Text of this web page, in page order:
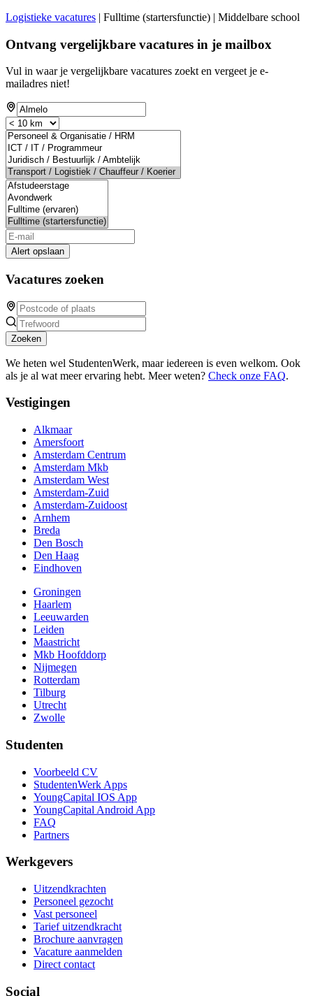
Logistieke vacatures | Fulltime (startersfunctie) | Middelbare school
Ontvang vergelijkbare vacatures in je mailbox
Vul in waar je vergelijkbare vacatures zoekt en vergeet je e-
mailadres niet!
Alert opslaan
Vacatures zoeken
Zoeken
We heten wel StudentenWerk, maar iedereen is even welkom. Ook
als je al wat meer ervaring hebt. Meer weten? Check onze FAQ.
Vestigingen
Alkmaar
Amersfoort
Amsterdam Centrum
Amsterdam Mkb
Amsterdam West
Amsterdam-Zuid
Amsterdam-Zuidoost
Arnhem
Breda
Den Bosch
Den Haag
Eindhoven
Groningen
Haarlem
Leeuwarden
Leiden
Maastricht
Mkb Hoofddorp
Nijmegen
Rotterdam
Tilburg
Utrecht
Zwolle
Studenten
Voorbeeld CV
StudentenWerk Apps
YoungCapital IOS App
YoungCapital Android App
FAQ
Partners
Werkgevers
Uitzendkrachten
Personeel gezocht
Vast personeel
Tarief uitzendkracht
Brochure aanvragen
Vacature aanmelden
Direct contact
Social